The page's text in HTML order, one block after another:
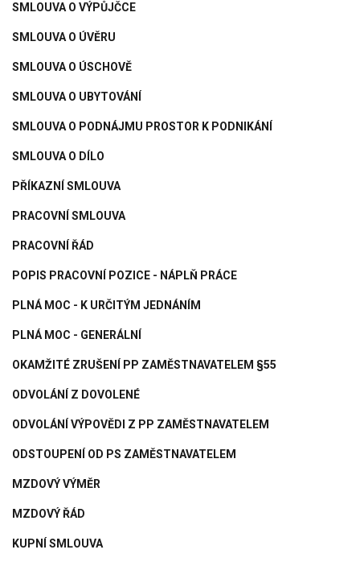
SMLOUVA O VÝPŮJČCE
SMLOUVA O ÚVĚRU
SMLOUVA O ÚSCHOVĚ
SMLOUVA O UBYTOVÁNÍ
SMLOUVA O PODNÁJMU PROSTOR K PODNIKÁNÍ
SMLOUVA O DÍLO
PŘÍKAZNÍ SMLOUVA
PRACOVNÍ SMLOUVA
PRACOVNÍ ŘÁD
POPIS PRACOVNÍ POZICE - NÁPLŇ PRÁCE
PLNÁ MOC - K URČITÝM JEDNÁNÍM
PLNÁ MOC - GENERÁLNÍ
OKAMŽITÉ ZRUŠENÍ PP ZAMĚSTNAVATELEM §55
ODVOLÁNÍ Z DOVOLENÉ
ODVOLÁNÍ VÝPOVĚDI Z PP ZAMĚSTNAVATELEM
ODSTOUPENÍ OD PS ZAMĚSTNAVATELEM
MZDOVÝ VÝMĚR
MZDOVÝ ŘÁD
KUPNÍ SMLOUVA